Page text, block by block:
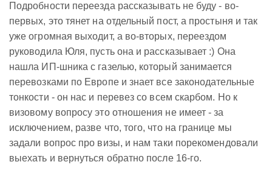
Подробности переезда рассказывать не буду - во-
первых, это тянет на отдельный пост, а простыня и так
уже огромная выходит, а во-вторых, переездом
руководила Юля, пусть она и рассказывает :) Она
нашла ИП-шника с газелью, который занимается
перевозками по Европе и знает все законодательные
тонкости - он нас и перевез со всем скарбом. Но к
визовому вопросу это отношения не имеет - за
исключением, разве что, того, что на границе мы
задали вопрос про визы, и нам таки порекомендовали
выехать и вернуться обратно после 16-го.